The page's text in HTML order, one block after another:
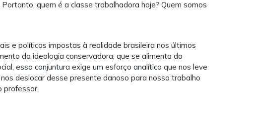
quem é a classe trabalhadora hoje? Quem somos
e políticas impostas à realidade brasileira nos últimos
da ideologia conservadora, que se alimenta do
essa conjuntura exige um esforço analítico que nos leve
deslocar desse presente danoso para nosso trabalho
professor.